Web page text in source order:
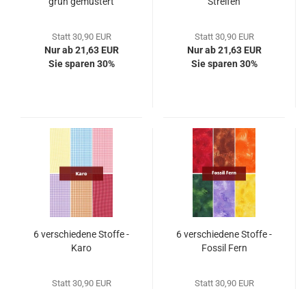
Statt 30,90 EUR
Nur ab 21,63 EUR
Sie sparen 30%
Statt 30,90 EUR
Nur ab 21,63 EUR
Sie sparen 30%
6 verschiedene Stoffe -
Karo
Statt 30,90 EUR
6 verschiedene Stoffe -
Fossil Fern
Statt 30,90 EUR